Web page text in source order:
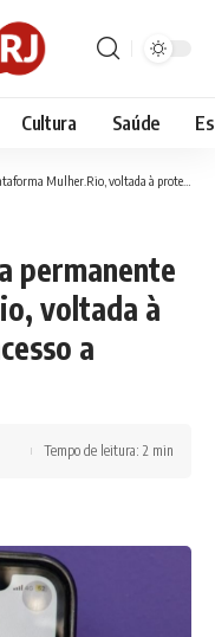
Cultura Saúde
à proteção digital e ao acesso a direitos de mulheres
permanente
voltada à
a
Tempo de leitura: 2 min